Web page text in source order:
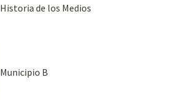
Historia de los Medios
Municipio B